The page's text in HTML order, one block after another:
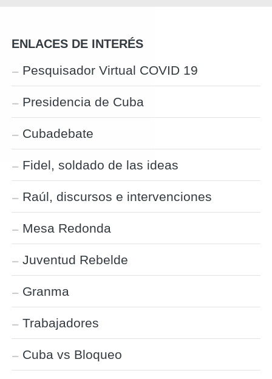
ENLACES DE INTERÉS
Pesquisador Virtual COVID 19
Presidencia de Cuba
Cubadebate
Fidel, soldado de las ideas
Raúl, discursos e intervenciones
Mesa Redonda
Juventud Rebelde
Granma
Trabajadores
Cuba vs Bloqueo